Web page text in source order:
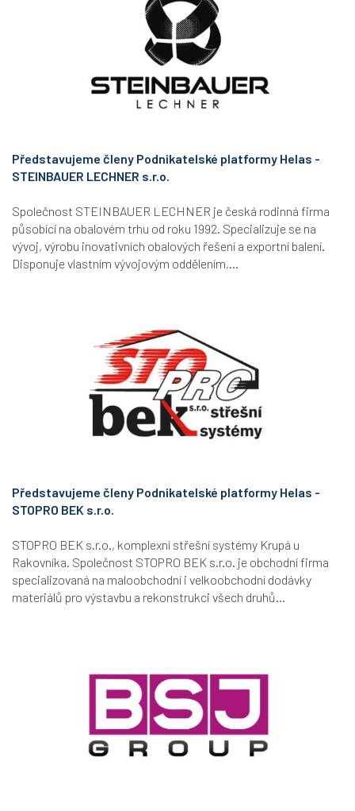
Představujeme členy Podnikatelské platformy Helas -
STEINBAUER LECHNER s.r.o.
Společnost STEINBAUER LECHNER je česká rodinná firma
působící na obalovém trhu od roku 1992. Specializuje se na
vývoj, výrobu inovativních obalových řešení a exportní balení.
Disponuje vlastním vývojovým oddělením,...
Představujeme členy Podnikatelské platformy Helas -
STOPRO BEK s.r.o.
STOPRO BEK s.r.o., komplexní střešní systémy Krupá u
Rakovníka. Společnost STOPRO BEK s.r.o. je obchodní firma
specializovaná na maloobchodní i velkoobchodní dodávky
materiálů pro výstavbu a rekonstrukci všech druhů...